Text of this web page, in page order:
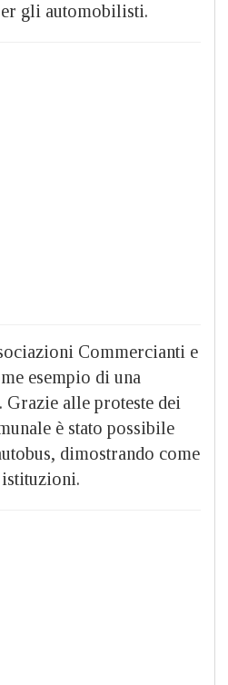
gli automobilisti.
Commercianti e
esempio di una
alle proteste dei
è stato possibile
dimostrando come
istituzioni.